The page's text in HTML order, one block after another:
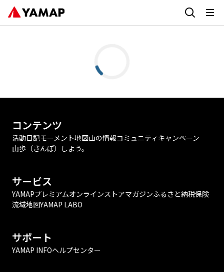
コンテンツ
活動日記モーメント地図山の情報コミュニティ キャンペーン
山歩（さんぽ）しよう。
サービス
YAMAPプレミアムオンラインストアマガジンふるさと納税保険
流域地図YAMAP LABO
サポート
YAMAP INFOヘルプセンター